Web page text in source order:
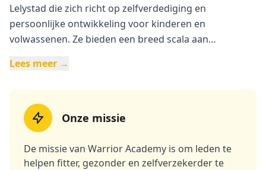
Lelystad die zich richt op zelfverdediging en
persoonlijke ontwikkeling voor kinderen en
volwassenen. Ze bieden een breed scala aan
coaching, en lifestyle programma’s. De Academy biedt
persoonlijke begeleiding en focus op de ontwikkeling
van fysieke en mentale weerbaarheid.
Lees meer →
Onze missie
De missie van Warrior Academy is om leden te
helpen fitter, gezonder en zelfverzekerder te